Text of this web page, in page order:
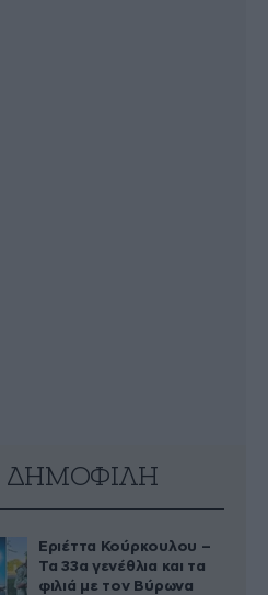
ΔΗΜΟΦΙΛΗ
Εριέττα Κούρκουλου –
Τα 33α γενέθλια και τα
φιλιά με τον Βύρωνα